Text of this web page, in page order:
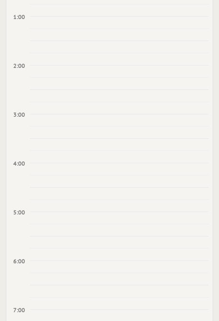
1:00
2:00
3:00
4:00
5:00
6:00
7:00